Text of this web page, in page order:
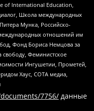
of International Education,
Школа международных
Мунка, Российско-
отношений им
Фонд Бориса Немцова за
Феминистское
Ингушетии, Прометей,
Хаус, СОТА медиа,
7756/ данные